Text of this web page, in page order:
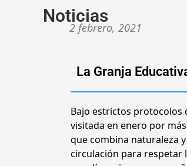
Noticias
2 febrero, 2021
La Granja
Bajo estrictos protocolos
visitada en enero por
que combina naturaleza
circulación para respetar